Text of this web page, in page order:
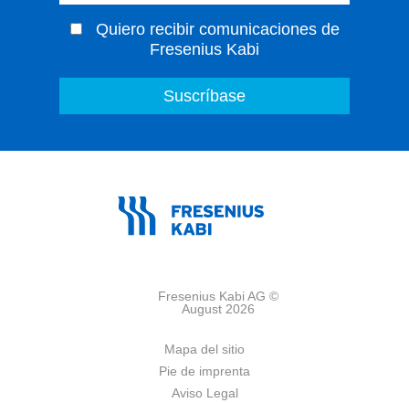
Quiero recibir comunicaciones de
Fresenius Kabi
Fresenius Kabi AG ©
August 2026
Mapa del sitio
Pie de imprenta
Aviso Legal